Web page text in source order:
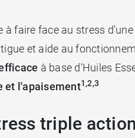
à faire face au stress
et aide au
à base d'Huiles
et l'apaisement1,2,3
triple